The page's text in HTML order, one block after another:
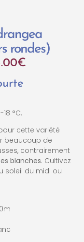
rondes)
€
°C.
cette variété
beaucoup de
contrairement
blanches. Cultivez
soleil du midi ou